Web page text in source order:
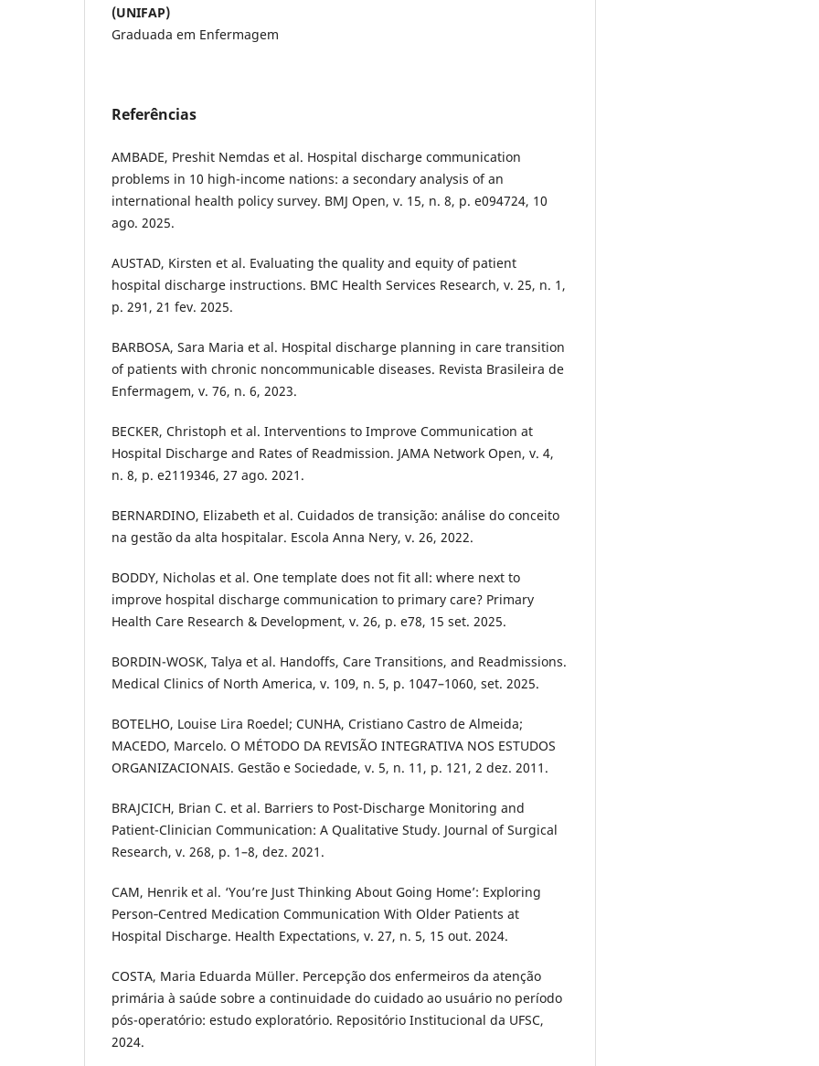
(UNIFAP)
Graduada em Enfermagem
Referências
AMBADE, Preshit Nemdas et al. Hospital discharge communication
problems in 10 high-income nations: a secondary analysis of an
international health policy survey. BMJ Open, v. 15, n. 8, p. e094724, 10
ago. 2025.
AUSTAD, Kirsten et al. Evaluating the quality and equity of patient
hospital discharge instructions. BMC Health Services Research, v. 25, n. 1,
p. 291, 21 fev. 2025.
BARBOSA, Sara Maria et al. Hospital discharge planning in care transition
of patients with chronic noncommunicable diseases. Revista Brasileira de
Enfermagem, v. 76, n. 6, 2023.
BECKER, Christoph et al. Interventions to Improve Communication at
Hospital Discharge and Rates of Readmission. JAMA Network Open, v. 4,
n. 8, p. e2119346, 27 ago. 2021.
BERNARDINO, Elizabeth et al. Cuidados de transição: análise do conceito
na gestão da alta hospitalar. Escola Anna Nery, v. 26, 2022.
BODDY, Nicholas et al. One template does not fit all: where next to
improve hospital discharge communication to primary care? Primary
Health Care Research & Development, v. 26, p. e78, 15 set. 2025.
BORDIN-WOSK, Talya et al. Handoffs, Care Transitions, and Readmissions.
Medical Clinics of North America, v. 109, n. 5, p. 1047–1060, set. 2025.
BOTELHO, Louise Lira Roedel; CUNHA, Cristiano Castro de Almeida;
MACEDO, Marcelo. O MÉTODO DA REVISÃO INTEGRATIVA NOS ESTUDOS
ORGANIZACIONAIS. Gestão e Sociedade, v. 5, n. 11, p. 121, 2 dez. 2011.
BRAJCICH, Brian C. et al. Barriers to Post-Discharge Monitoring and
Patient-Clinician Communication: A Qualitative Study. Journal of Surgical
Research, v. 268, p. 1–8, dez. 2021.
CAM, Henrik et al. ‘You’re Just Thinking About Going Home’: Exploring
Person‐Centred Medication Communication With Older Patients at
Hospital Discharge. Health Expectations, v. 27, n. 5, 15 out. 2024.
COSTA, Maria Eduarda Müller. Percepção dos enfermeiros da atenção
primária à saúde sobre a continuidade do cuidado ao usuário no período
pós-operatório: estudo exploratório. Repositório Institucional da UFSC,
2024.